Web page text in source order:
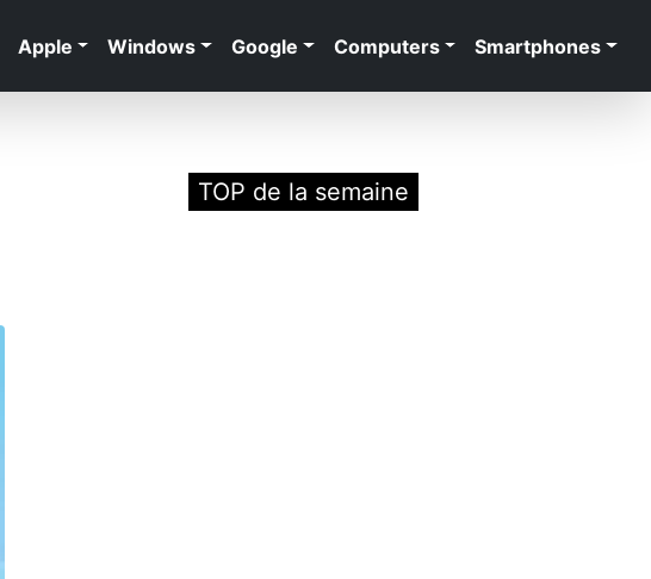
Apple Windows Google Computers Smartphones
TOP de la semaine